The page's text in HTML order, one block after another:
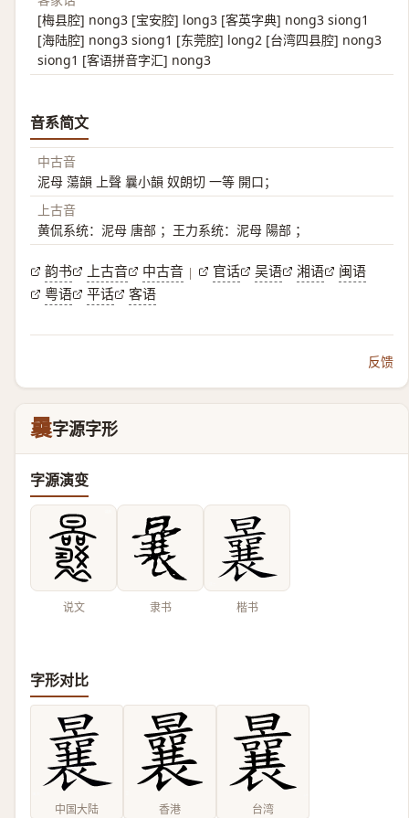
[梅县腔] nong3 [宝安腔] long3 [客英字典] nong3 siong1
[海陆腔] nong3 siong1 [东莞腔] long2 [台湾四县腔] nong3
siong1 [客语拼音字汇] nong3
音系简文
中古音
泥母 蕩韻 上聲 曩小韻 奴朗切 一等 開口；
上古音
黄侃系统：泥母 唐部 ；王力系统：泥母 陽部 ；
韵书 上古音 中古音 | 官话 吴语 湘语
闽语
粤语
平话 客语
反馈
曩字源字形
字源演变
说文 隶书 楷书
字形对比
中国大陆 香港 台湾